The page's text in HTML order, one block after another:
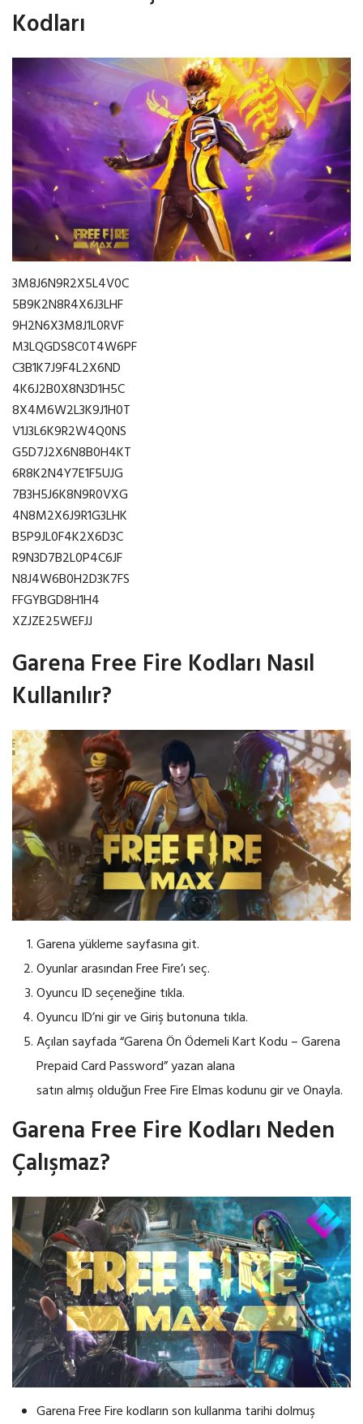
Kodları
3M8J6N9R2X5L4V0C
5B9K2N8R4X6J3LHF
9H2N6X3M8J1L0RVF
M3LQGDS8C0T4W6PF
C3B1K7J9F4L2X6ND
4K6J2B0X8N3D1H5C
8X4M6W2L3K9J1H0T
V1J3L6K9R2W4Q0NS
G5D7J2X6N8B0H4KT
6R8K2N4Y7E1F5UJG
7B3H5J6K8N9R0VXG
4N8M2X6J9R1G3LHK
B5P9JL0F4K2X6D3C
R9N3D7B2L0P4C6JF
N8J4W6B0H2D3K7FS
FFGYBGD8H1H4
XZJZE25WEFJJ
Garena Free Fire Kodları Nasıl
Kullanılır?
Garena yükleme sayfasına git.
Oyunlar arasından Free Fire’ı seç.
Oyuncu ID seçeneğine tıkla.
Oyuncu ID’ni gir ve Giriş butonuna tıkla.
Açılan sayfada “Garena Ön Ödemeli Kart Kodu – Garena
Prepaid Card Password” yazan alana
satın almış olduğun Free Fire Elmas kodunu gir ve Onayla.
Garena Free Fire Kodları Neden
Çalışmaz?
Garena Free Fire kodların son kullanma tarihi dolmuş